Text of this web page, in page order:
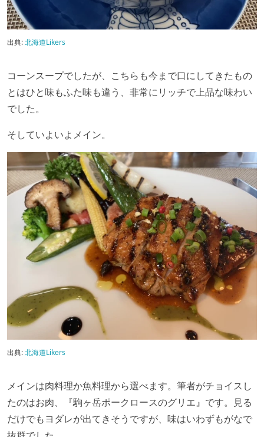
出典:北海道Likers
コーンスープでしたが、こちらも今まで口にしてきたもの
とはひと味もふた味も違う、非常にリッチで上品な味わい
でした。
そしていよいよメイン。
出典:北海道Likers
メインは肉料理か魚料理から選べます。筆者がチョイスし
たのはお肉、『駒ヶ岳ポークロースのグリエ』です。見る
だけでもヨダレが出てきそうですが、味はいわずもがなで